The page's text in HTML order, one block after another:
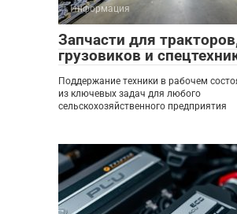
Информация
Запчасти для
грузовиков и
Поддержание техники в рабочем
из ключевых задач для любого
сельскохозяйственного предприятия